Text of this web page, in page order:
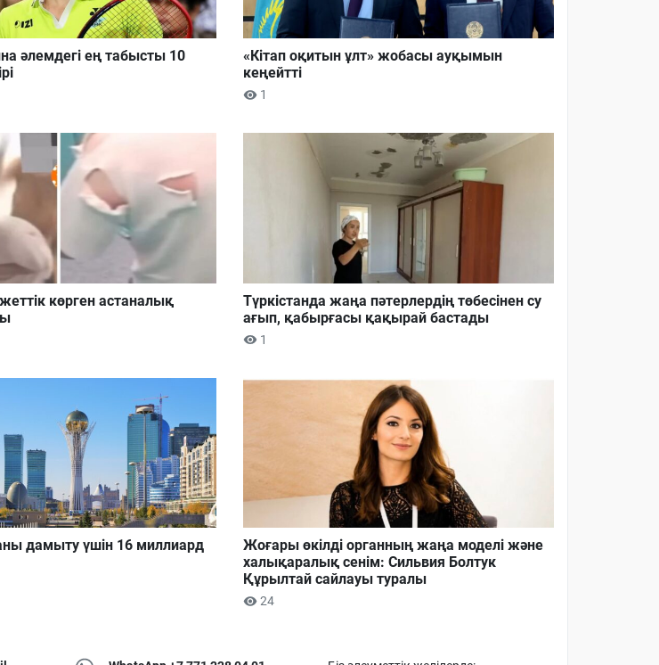
әлемдегі ең табысты 10
«Кітап оқитын ұлт» жобасы ауқымын
кеңейтті
1
көрген астаналық
Түркістанда жаңа пәтерлердің төбесінен су
ағып, қабырғасы қақырай бастады
1
дамыту үшін 16 миллиард
Жоғары өкілді органның жаңа моделі және
халықаралық сенім: Сильвия Болтук
Құрылтай сайлауы туралы
24